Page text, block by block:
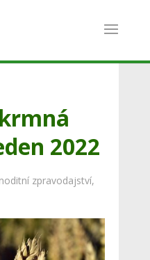
2022
zpravodajství,